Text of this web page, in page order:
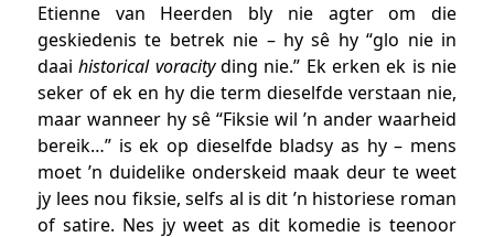
Etienne van Heerden bly nie agter om die
geskiedenis te betrek nie – hy sê hy “glo nie in
daaihistorical voracityding nie.” Ek erken ek is nie
seker of ek en hy die term dieselfde verstaan nie,
maar wanneer hy sê “Fiksie wil ’n ander waarheid
bereik…” is ek op dieselfde bladsy as hy – mens
moet ’n duidelike onderskeid maak deur te weet
jy lees nou fiksie, selfs al is dit ’n historiese roman
of satire. Nes jy weet as dit komedie is teenoor